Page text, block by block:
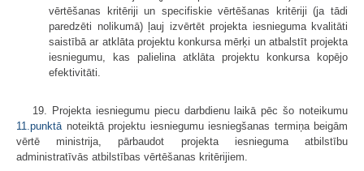
vērtēšanas kritēriji un specifiskie vērtēšanas kritēriji (ja tādi
paredzēti nolikumā) ļauj izvērtēt projekta iesnieguma kvalitāti
saistībā ar atklāta projektu konkursa mērķi un atbalstīt projekta
iesniegumu, kas palielina atklāta projektu konkursa kopējo
efektivitāti.
19. Projekta iesniegumu piecu darbdienu laikā pēc šo noteikumu
11.punktā noteiktā projektu iesniegumu iesniegšanas termiņa beigām
vērtē ministrija, pārbaudot projekta iesnieguma atbilstību
administratīvās atbilstības vērtēšanas kritērijiem.